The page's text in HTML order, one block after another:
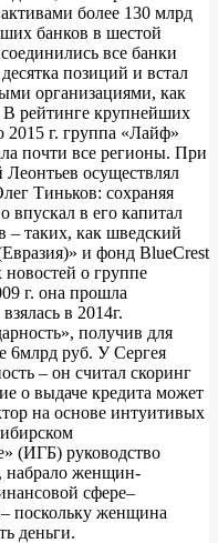
более 130 млрд
банков в шестой
все банки
позиций и встал
организациями, как
рейтинге крупнейших
2015 г. группа «Лайф»
почти все регионы. При
осуществлял
Тиньков: сохраняя
впускал в его капитал
– таких, как шведский
и фонд BlueCrest
о группе
г. она прошла
в 2014г.
получив для
6млрд руб. У Сергея
– он считал скоринг
о выдаче кредита может
на основе интуитивых
(ИГБ) руководство
набрало женщин-
сфере–
поскольку женщина
деньги.